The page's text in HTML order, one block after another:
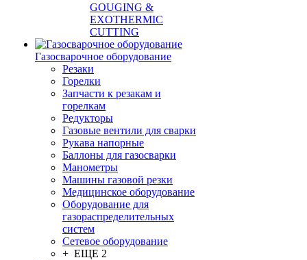
GOUGING &
EXOTHERMIC
CUTTING
Газосварочное оборудование
Резаки
Горелки
Запчасти к резакам и
горелкам
Редукторы
Газовые вентили для сварки
Рукава напорные
Баллоны для газосварки
Манометры
Машины газовой резки
Медицинское оборудование
Оборудование для
газораспределительных
систем
Сетевое оборудование
+ ЕЩЕ 2